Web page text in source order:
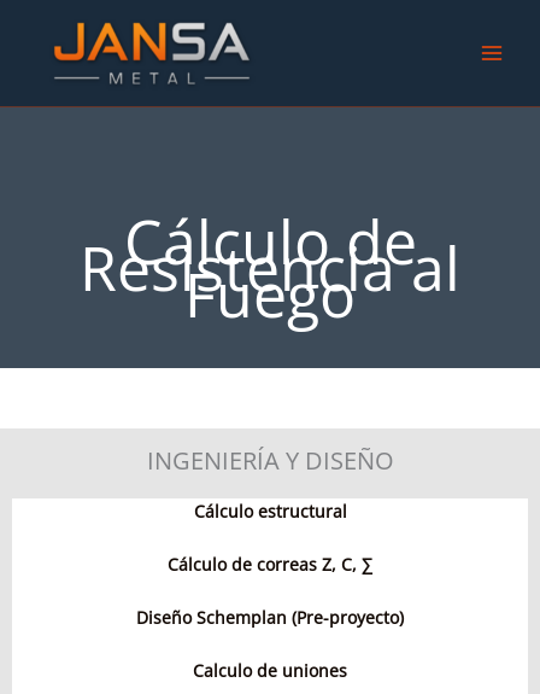
contenido
Cálculo de
Resistencia al
Fuego
INGENIERÍA Y DISEÑO
Cálculo estructural
Cálculo de correas Z, C, ∑
Diseño Schemplan (Pre-proyecto)
Calculo de uniones